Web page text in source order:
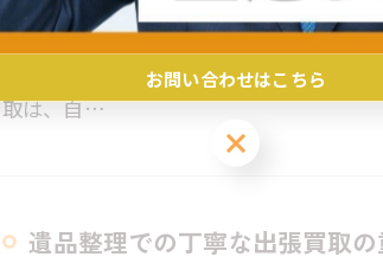
遺品整理は、大切な人の思い出が詰まっ
大量の品物の処理に悩む方も多いでし
取は、自…
遺品整理での丁寧な出張買取
お問い合わせはこちら
お問い合わせはこちら